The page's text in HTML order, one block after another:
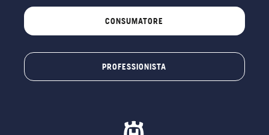
CONSUMATORE
PROFESSIONISTA